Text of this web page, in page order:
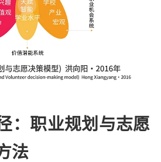
：职业规划与志愿
法